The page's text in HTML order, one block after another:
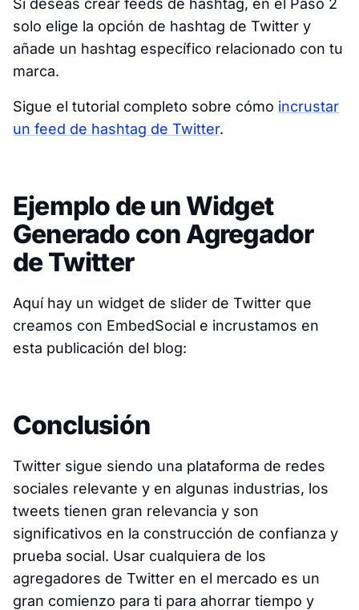
solo elige la opción de hashtag de Twitter y
añade un hashtag específico relacionado con tu
marca.
Sigue el tutorial completo sobre cómo incrustar
un feed de hashtag de Twitter.
Ejemplo de un Widget
Generado con Agregador
de Twitter
Aquí hay un widget de slider de Twitter que
creamos con EmbedSocial e incrustamos en
esta publicación del blog:
Conclusión
Twitter sigue siendo una plataforma de redes
sociales relevante y en algunas industrias, los
tweets tienen gran relevancia y son
significativos en la construcción de confianza y
prueba social. Usar cualquiera de los
agregadores de Twitter en el mercado es un
gran comienzo para ti para ahorrar tiempo y